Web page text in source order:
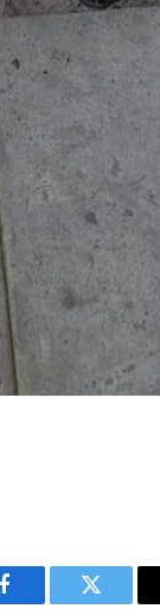
Facebook Twitter